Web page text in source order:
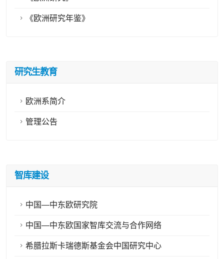
《欧洲研究年鉴》
研究生教育
欧洲系简介
管理公告
智库建设
中国—中东欧研究院
中国—中东欧国家智库交流与合作网络
希腊拉斯卡瑞德斯基金会中国研究中心